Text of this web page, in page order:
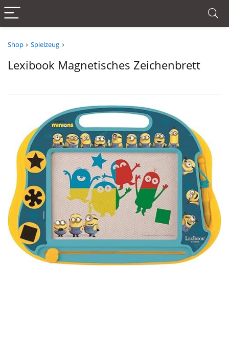
Shop Spielzeug
Lexibook Magnetisches Zeichenbrett